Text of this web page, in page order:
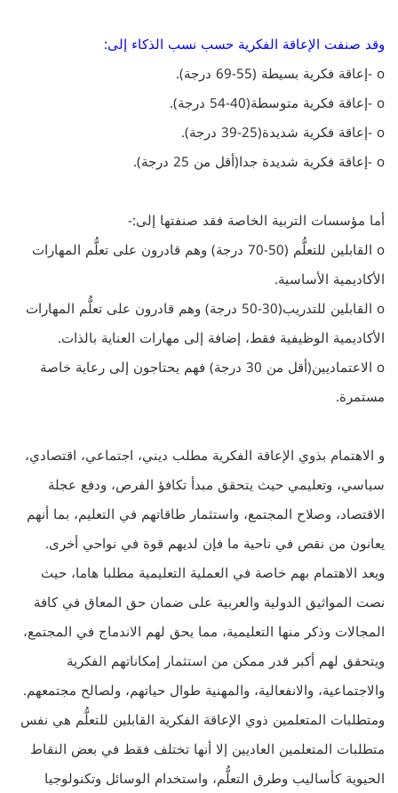
وقد صنفت الإعاقة الفكرية حسب نسب الذكاء إلى:
o -إعاقة فكرية بسيطة (55-69 درجة).
o -إعاقة فكرية متوسطة(40-54 درجة).
o -إعاقة فكرية شديدة(25-39 درجة).
o -إعاقة فكرية شديدة جدا(أقل من 25 درجة).
أما مؤسسات التربية الخاصة فقد صنفتها إلى:-
o القابلين للتعلُّم (50-70 درجة) وهم قادرون على تعلُّم المهارات
الأكاديمية الأساسية.
o القابلين للتدريب(30-50 درجة) وهم قادرون على تعلُّم المهارات
الأكاديمية الوظيفية فقط، إضافة إلى مهارات العناية بالذات.
o الاعتماديين(أقل من 30 درجة) فهم يحتاجون إلى رعاية خاصة
مستمرة.
و الاهتمام بذوي الإعاقة الفكرية مطلب ديني، اجتماعي، اقتصادي،
سياسي، وتعليمي حيث يتحقق مبدأ تكافؤ الفرص، ودفع عجلة
الاقتصاد، وصلاح المجتمع، واستثمار طاقاتهم في التعليم، بما أنهم
يعانون من نقص في ناحية ما فإن لديهم قوة في نواحي أخرى.
ويعد الاهتمام بهم خاصة في العملية التعليمية مطلبا هاما، حيث
نصت المواثيق الدولية والعربية على ضمان حق المعاق في كافة
المجالات وذكر منها التعليمية، مما يحق لهم الاندماج في المجتمع،
ويتحقق لهم أكبر قدر ممكن من استثمار إمكاناتهم الفكرية
والاجتماعية، والانفعالية، والمهنية طوال حياتهم، ولصالح مجتمعهم.
ومتطلبات المتعلمين ذوي الإعاقة الفكرية القابلين للتعلُّم هي نفس
متطلبات المتعلمين العاديين إلا أنها تختلف فقط في بعض النقاط
الحيوية كأساليب وطرق التعلُّم، واستخدام الوسائل وتكنولوجيا